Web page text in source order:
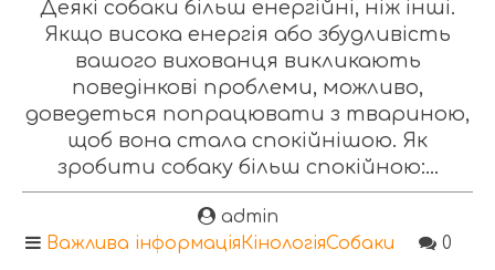
Деякі собаки більш енергійні, ніж інші.
Якщо висока енергія або збудливість
вашого вихованця викликають
поведінкові проблеми, можливо,
доведеться попрацювати з твариною,
щоб вона стала спокійнішою. Як
зробити собаку більш спокійною:...
admin
Важлива інформаціяКінологіяСобаки 0